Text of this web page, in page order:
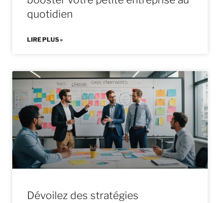
quotidien
LIRE PLUS »
Dévoilez des stratégies